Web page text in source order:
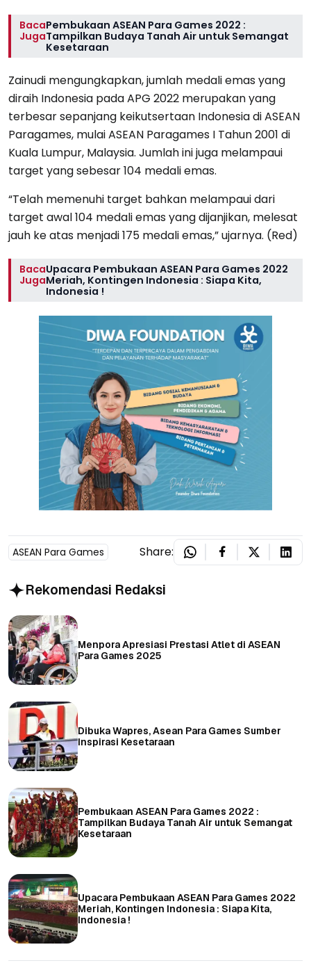
Baca
Juga
Pembukaan ASEAN Para Games 2022 :
Tampilkan Budaya Tanah Air untuk Semangat
Kesetaraan
Zainudi mengungkapkan, jumlah medali emas yang
diraih Indonesia pada APG 2022 merupakan yang
terbesar sepanjang keikutsertaan Indonesia di ASEAN
Paragames, mulai ASEAN Paragames I Tahun 2001 di
Kuala Lumpur, Malaysia. Jumlah ini juga melampaui
target yang sebesar 104 medali emas.
“Telah memenuhi target bahkan melampaui dari
target awal 104 medali emas yang dijanjikan, melesat
jauh ke atas menjadi 175 medali emas,” ujarnya. (Red)
Baca
Juga
Upacara Pembukaan ASEAN Para Games 2022
Meriah, Kontingen Indonesia : Siapa Kita,
Indonesia !
ASEAN Para Games Share:
Rekomendasi Redaksi
Menpora Apresiasi Prestasi Atlet di ASEAN
Para Games 2025
Dibuka Wapres, Asean Para Games Sumber
Inspirasi Kesetaraan
Pembukaan ASEAN Para Games 2022 :
Tampilkan Budaya Tanah Air untuk Semangat
Kesetaraan
Upacara Pembukaan ASEAN Para Games 2022
Meriah, Kontingen Indonesia : Siapa Kita,
Indonesia !